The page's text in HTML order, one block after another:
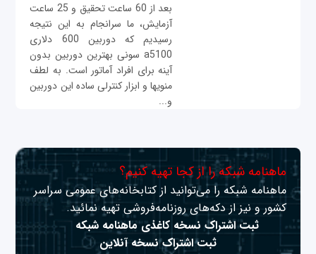
بعد از 60 ساعت تحقيق و 25 ساعت
آزمايش، ما سرانجام به این نتیجه
رسیدیم که دوربين 600 دلاری
a5100 سونی بهترین دوربين بدون
آینه برای افراد آماتور است. به لطف
منوی‎ها و ابزار کنترلی ساده این دوربين
و...
ماهنامه شبکه را از کجا تهیه کنیم؟
ماهنامه شبکه را می‌توانید از کتابخانه‌های عمومی سراسر
کشور و نیز از دکه‌های روزنامه‌فروشی تهیه نمائید.
ثبت اشتراک نسخه کاغذی ماهنامه شبکه
ثبت اشتراک نسخه آنلاین